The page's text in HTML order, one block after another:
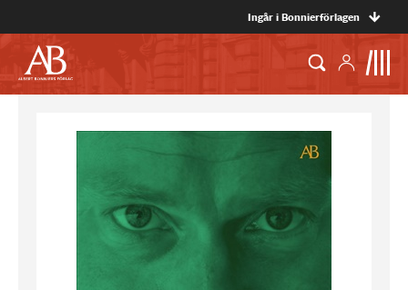
Ingår i Bonnierförlagen